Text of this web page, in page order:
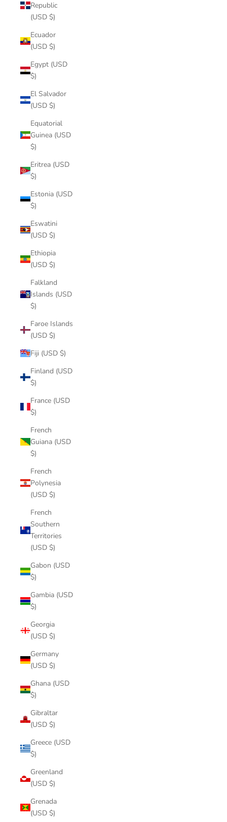
Republic
(USD $)
Ecuador
(USD $)
Egypt (USD
$)
El Salvador
(USD $)
Equatorial
Guinea (USD
$)
Eritrea (USD
$)
Estonia (USD
$)
Eswatini
(USD $)
Ethiopia
(USD $)
Falkland
Islands (USD
$)
Faroe Islands
(USD $)
Fiji (USD $)
Finland (USD
$)
France (USD
$)
French
Guiana (USD
$)
French
Polynesia
(USD $)
French
Southern
Territories
(USD $)
Gabon (USD
$)
Gambia (USD
$)
Georgia
(USD $)
Germany
(USD $)
Ghana (USD
$)
Gibraltar
(USD $)
Greece (USD
$)
Greenland
(USD $)
Grenada
(USD $)